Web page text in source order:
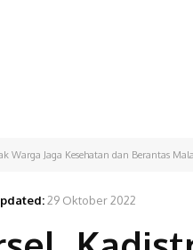
Warga Jaga Kesehatan dan Berantas
29 Oktober 2022